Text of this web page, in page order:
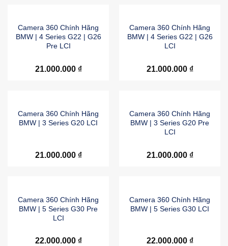
Camera 360 Chính Hãng
BMW | 4 Series G22 | G26
Pre LCI
21.000.000 ₫
Camera 360 Chính Hãng
BMW | 4 Series G22 | G26
LCI
21.000.000 ₫
Camera 360 Chính Hãng
BMW | 3 Series G20 LCI
21.000.000 ₫
Camera 360 Chính Hãng
BMW | 3 Series G20 Pre
LCI
21.000.000 ₫
Camera 360 Chính Hãng
BMW | 5 Series G30 Pre
LCI
22.000.000 ₫
Camera 360 Chính Hãng
BMW | 5 Series G30 LCI
22.000.000 ₫